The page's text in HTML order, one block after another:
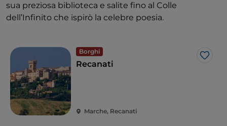
sua preziosa biblioteca e salite fino al Colle
dell’Infinito che ispirò la celebre poesia.
Borghi
Like
Recanati
Marche, Recanati